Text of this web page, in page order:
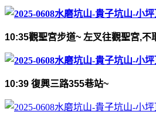
10:35觀聖宮步道~ 左叉往觀聖宮,不
10:39 復興三路355巷站~